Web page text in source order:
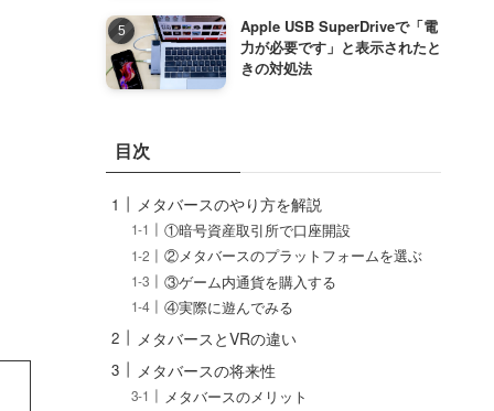
Apple USB SuperDriveで「電
力が必要です」と表示されたと
きの対処法
目次
メタバースのやり方を解説
①暗号資産取引所で口座開設
②メタバースのプラットフォームを選ぶ
③ゲーム内通貨を購入する
④実際に遊んでみる
メタバースとVRの違い
メタバースの将来性
メタバースのメリット